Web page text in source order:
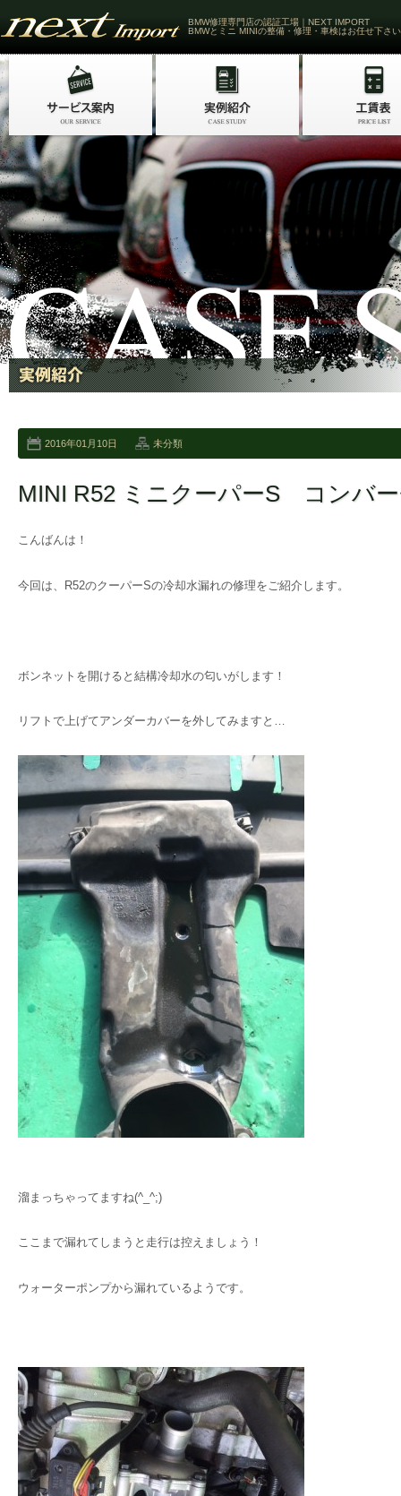
BMW修理専門店の認証工場｜NEXT IMPORT
BMWとミニ MINIの整備・修理・車検はお任せ下さい
2016年01月10日 未分類
MINI R52 ミニクーパーS コンバ
こんばんは！
今回は、R52のクーパーSの冷却水漏れの修理をご紹介します。
ボンネットを開けると結構冷却水の匂いがします！
リフトで上げてアンダーカバーを外してみますと…
溜まっちゃってますね(^_^;)
ここまで漏れてしまうと走行は控えましょう！
ウォーターポンプから漏れているようです。